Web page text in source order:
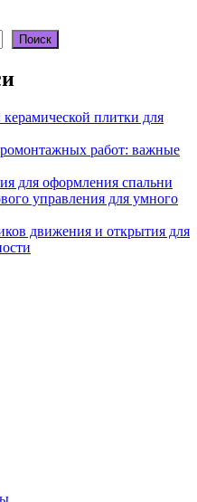
Поиск
плитки для
работ: важные
для оформления спальни
управления для умного
движения и открытия для